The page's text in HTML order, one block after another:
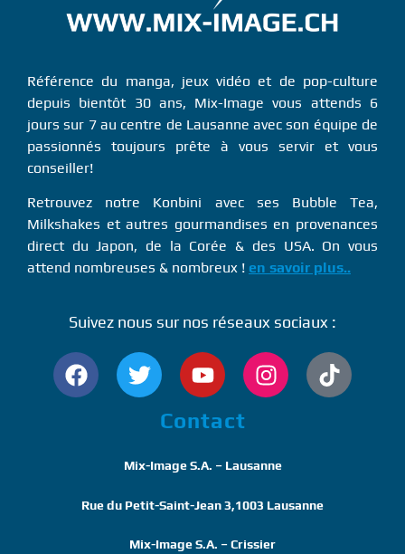
Référence du manga, jeux vidéo et de pop-culture
depuis bientôt 30 ans, Mix-Image vous attends 6
jours sur 7 au centre de Lausanne avec son équipe de
passionnés toujours prête à vous servir et vous
conseiller!
Retrouvez notre Konbini avec ses Bubble Tea,
Milkshakes et autres gourmandises en provenances
direct du Japon, de la Corée & des USA. On vous
attend nombreuses & nombreux ! en savoir plus..
Suivez nous sur nos réseaux sociaux :
Contact
Mix-Image S.A. – Lausanne
Rue du Petit-Saint-Jean 3,1003 Lausanne
Mix-Image S.A. – Crissier